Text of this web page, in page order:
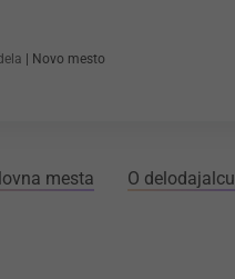
Novo mesto
mesta O delodajalcu